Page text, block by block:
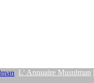
L' Annuaire Musulman